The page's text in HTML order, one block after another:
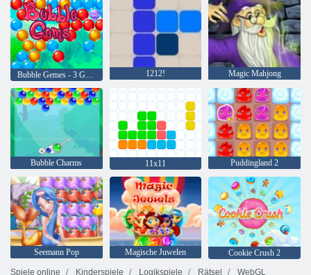
1212! Magic Mahjong
Bubble Charms 11x11 Puddingland 2
Seemann Pop Magische Juwelen
Cookie Crush 2
Spiele online
Kinderspiele Logikspiele Rätsel WebGL